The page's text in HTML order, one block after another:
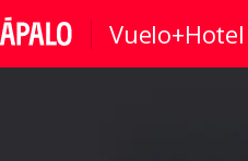
Vuelo+Hotel